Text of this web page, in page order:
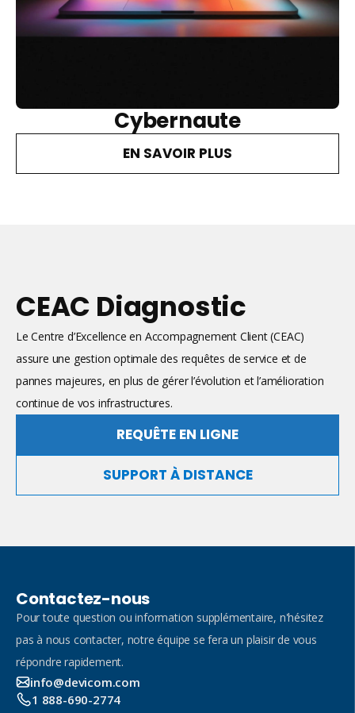
Cybernaute
EN SAVOIR PLUS
Contactez-nous
Pour toute question ou information supplémentaire, n'hésitez
pas à nous contacter, notre équipe se fera un plaisir de vous
répondre rapidement.
info@devicom.com
1 888-690-2774
CEAC Diagnostic
Le Centre d’Excellence en Accompagnement Client (CEAC)
assure une gestion optimale des requêtes de service et de
pannes majeures, en plus de gérer l’évolution et l’amélioration
continue de vos infrastructures.
REQUÊTE EN LIGNE
SUPPORT À DISTANCE